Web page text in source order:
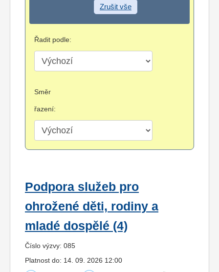
Zrušit vše
Řadit podle:
Směr
řazení:
Podpora služeb pro
ohrožené děti, rodiny a
mladé dospělé (4)
Číslo výzvy: 085
Platnost do: 14. 09. 2026 12:00